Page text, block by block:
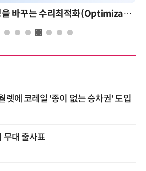
AI 시대의 의사결정을 바꾸는 수리최적화(Optimization): 실제 산업 적용 사례와 활용 전략 AI 핀옵스 실전 세미나
렛에 코레일 '종이 없는 승차권' 도입
무대 출사표